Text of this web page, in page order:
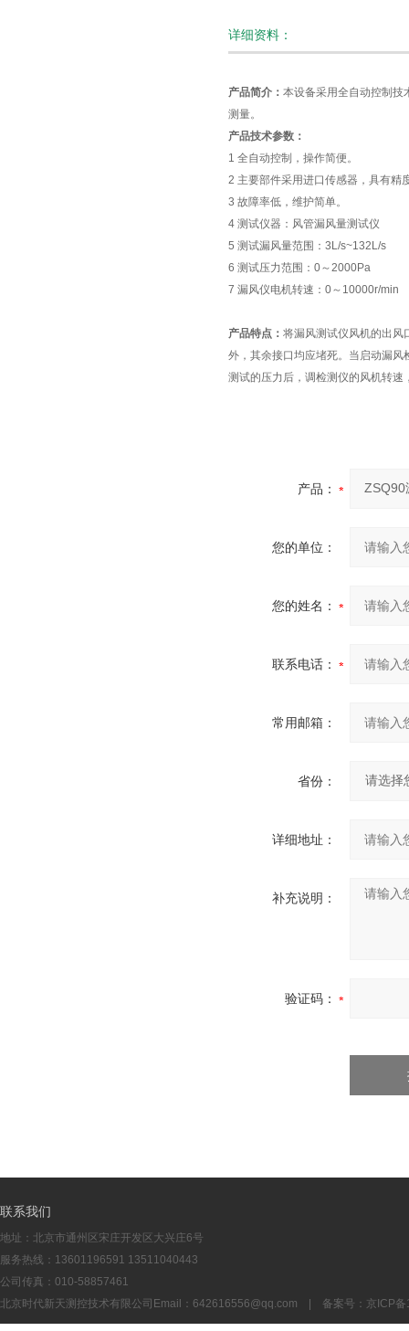
详细资料：
产品简介： 本设备采用全自动控制技
测量。
产品技术参数：
1 全自动控制，操作简便。
2 主要部件采用进口传感器，具有精
3 故障率低，维护简单。
4 测试仪器：风管漏风量测试仪
5 测试漏风量范围：3L/s~132L/s
6 测试压力范围：0～2000Pa
7 漏风仪电机转速：0～10000r/min
产品特点： 将漏风测试仪风机的出风
外，其余接口均应堵死。当启动漏
测试的压力后，调检测仪的风机转
产品：
您的单位：
您的姓名：
联系电话：
常用邮箱：
省份：
详细地址：
补充说明：
验证码：
联系我们
地址：北京市通州区宋庄开发区大兴庄6号
服务热线：13601196591 13511040443
公司传真：010-58857461
北京时代新天测控技术有限公司Email： 642616556@qq.com | 备案号： 京ICP